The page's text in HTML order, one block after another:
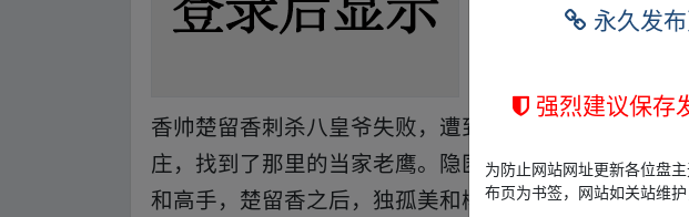
、fr_om w
香帅楚留香刺杀八皇爷失败，遭到了朝廷的通缉和追杀
庄，找到了那里的当家老鹰。隐匿在幽灵山庄里的，全
和高手，楚留香之后，独孤美和柳长街接连抵达。经过
永久发
强烈建议保存
为防止网站网址更新各位盘
布页为书签，网站如关站维